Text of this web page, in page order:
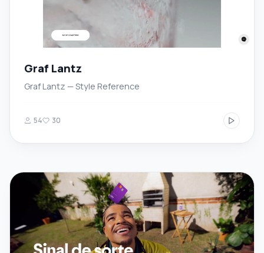
Graf Lantz
Graf Lantz — Style Reference
54 30